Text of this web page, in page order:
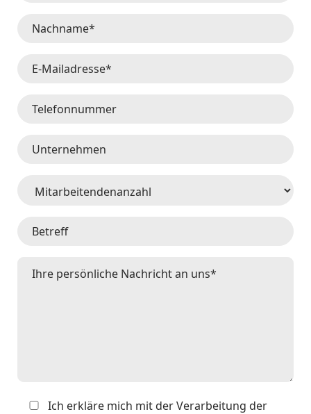
Ich erkläre mich mit der Verarbeitung der